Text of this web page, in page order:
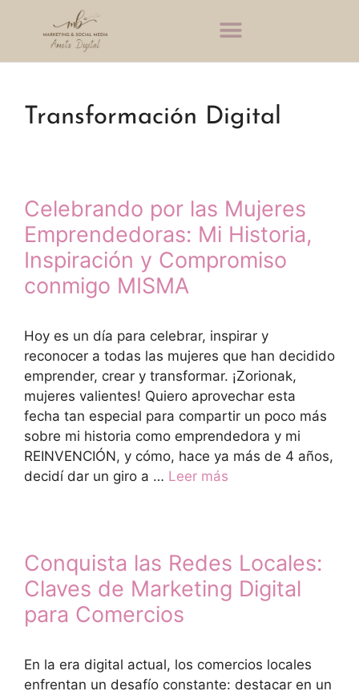
Transformación Digital
Celebrando por las Mujeres
Emprendedoras: Mi Historia,
Inspiración y Compromiso
conmigo MISMA
Hoy es un día para celebrar, inspirar y
reconocer a todas las mujeres que han decidido
emprender, crear y transformar. ¡Zorionak,
mujeres valientes! Quiero aprovechar esta
fecha tan especial para compartir un poco más
sobre mi historia como emprendedora y mi
REINVENCIÓN, y cómo, hace ya más de 4 años,
decidí dar un giro a … Leer más
Conquista las Redes Locales:
Claves de Marketing Digital
para Comercios
En la era digital actual, los comercios locales
enfrentan un desafío constante: destacar en un